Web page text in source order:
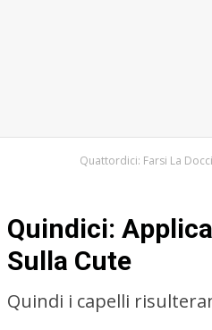
Quattordici: Farsi La
Quindici:
Sulla Cute
Quindi i capelli